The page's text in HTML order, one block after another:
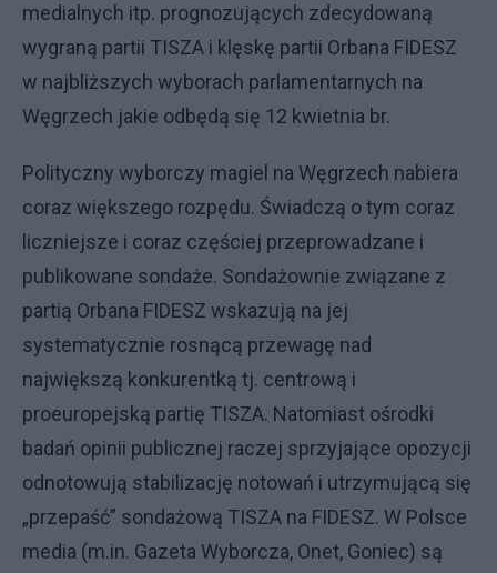
medialnych itp. prognozujących zdecydowaną
wygraną partii TISZA i klęskę partii Orbana FIDESZ
w najbliższych wyborach parlamentarnych na
Węgrzech jakie odbędą się 12 kwietnia br.
Polityczny wyborczy magiel na Węgrzech nabiera
coraz większego rozpędu. Świadczą o tym coraz
liczniejsze i coraz częściej przeprowadzane i
publikowane sondaże. Sondażownie związane z
partią Orbana FIDESZ wskazują na jej
systematycznie rosnącą przewagę nad
największą konkurentką tj. centrową i
proeuropejską partię TISZA. Natomiast ośrodki
badań opinii publicznej raczej sprzyjające opozycji
odnotowują stabilizację notowań i utrzymującą się
„przepaść” sondażową TISZA na FIDESZ. W Polsce
media (m.in. Gazeta Wyborcza, Onet, Goniec) są